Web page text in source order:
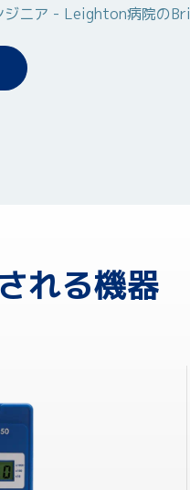
ジニア - Leighton病院の
れる機器